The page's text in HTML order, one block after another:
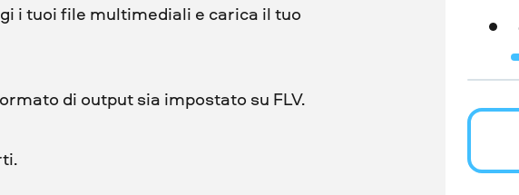
i tuoi file multimediali e carica il tuo
di output sia impostato su FLV.